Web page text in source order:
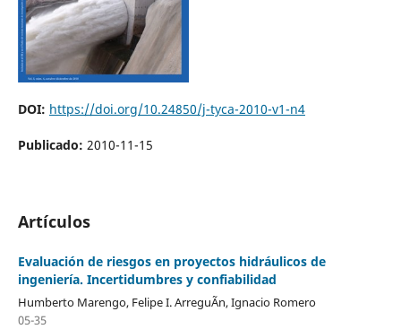
DOI: https://doi.org/10.24850/j-tyca-2010-v1-n4
Publicado: 2010-11-15
Artículos
Evaluación de riesgos en proyectos hidráulicos de
ingeniería. Incertidumbres y confiabilidad
Humberto Marengo, Felipe I. ArreguÃ­n, Ignacio Romero
05-35